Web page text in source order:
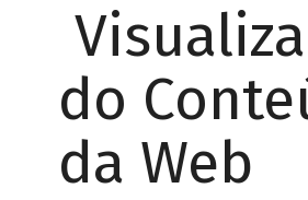
do
da Web